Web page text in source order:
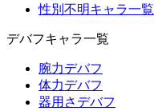
性別不明キャラ一覧
デバフキャラ一覧
腕力デバフ
体力デバフ
器用さデバフ